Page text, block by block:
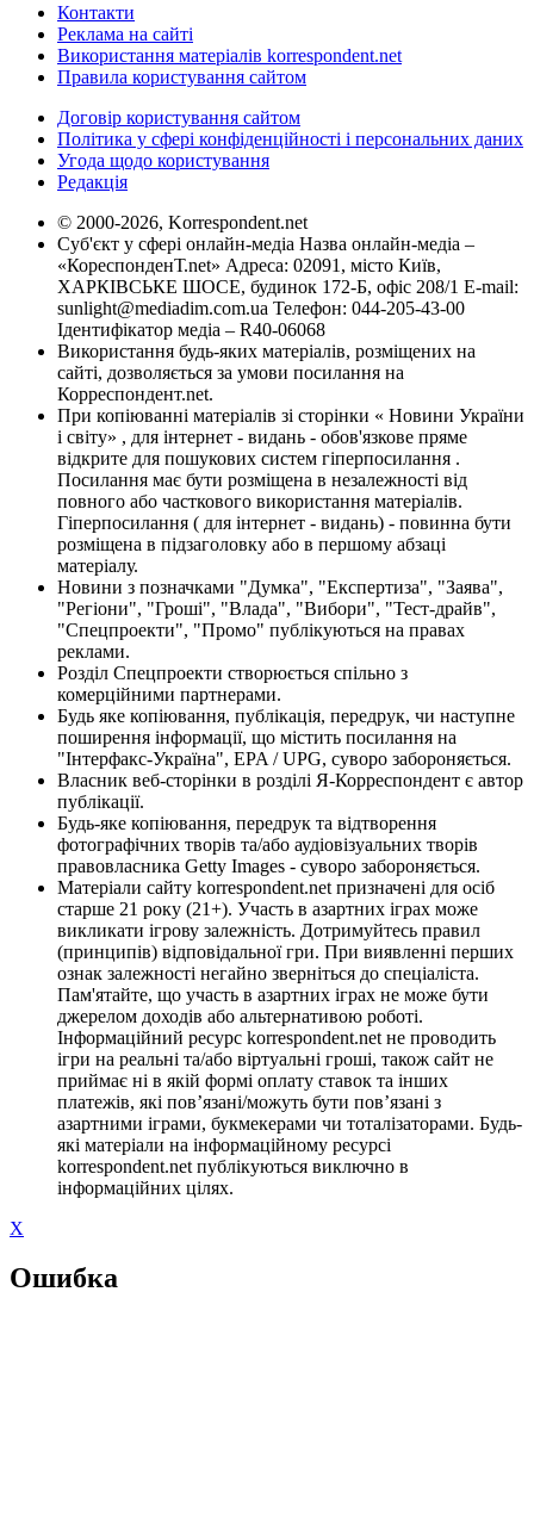
Контакти
Реклама на сайті
Використання матеріалів korrespondent.net
Правила користування сайтом
Договір користування сайтом
Політика у сфері конфіденційності і персональних даних
Угода щодо користування
Редакція
© 2000-2026, Korrespondent.net
Суб'єкт у сфері онлайн-медіа Назва онлайн-медіа –
«КореспонденТ.net» Адреса: 02091, місто Київ,
ХАРКІВСЬКЕ ШОСЕ, будинок 172-Б, офіс 208/1 E-mail:
sunlight@mediadim.com.ua Телефон: 044-205-43-00
Ідентифікатор медіа – R40-06068
Використання будь-яких матеріалів, розміщених на
сайті, дозволяється за умови посилання на
Корреспондент.net.
При копіюванні матеріалів зі сторінки « Новини України
і світу» , для інтернет - видань - обов'язкове пряме
відкрите для пошукових систем гіперпосилання .
Посилання має бути розміщена в незалежності від
повного або часткового використання матеріалів.
Гіперпосилання ( для інтернет - видань) - повинна бути
розміщена в підзаголовку або в першому абзаці
матеріалу.
Новини з позначками "Думка", "Експертиза", "Заява",
"Регіони", "Гроші", "Влада", "Вибори", "Тест-драйв",
"Спецпроекти", "Промо" публікуються на правах
реклами.
Розділ Спецпроекти створюється спільно з
комерційними партнерами.
Будь яке копіювання, публікація, передрук, чи наступне
поширення інформації, що містить посилання на
"Інтерфакс-Україна", EPA / UPG, суворо забороняється.
Власник веб-сторінки в розділі Я-Корреспондент є автор
публікації.
Будь-яке копіювання, передрук та відтворення
фотографічних творів та/або аудіовізуальних творів
правовласника Getty Images - суворо забороняється.
Матеріали сайту korrespondent.net призначені для осіб
старше 21 року (21+). Участь в азартних іграх може
викликати ігрову залежність. Дотримуйтесь правил
(принципів) відповідальної гри. При виявленні перших
ознак залежності негайно зверніться до спеціаліста.
Пам'ятайте, що участь в азартних іграх не може бути
джерелом доходів або альтернативою роботі.
Інформаційний ресурс korrespondent.net не проводить
ігри на реальні та/або віртуальні гроші, також сайт не
приймає ні в якій формі оплату ставок та інших
платежів, які пов’язані/можуть бути пов’язані з
азартними іграми, букмекерами чи тоталізаторами. Будь-
які матеріали на інформаційному ресурсі
korrespondent.net публікуються виключно в
інформаційних цілях.
X
Ошибка